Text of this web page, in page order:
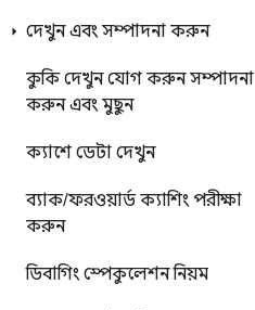
দেখুন এবং সম্পাদনা করুন
কুকি দেখুনযোগ করুনসম্পাদনা
করুন এবং মুছুন
ক্যাশে ডেটা দেখুন
ব্যাক/ফরওয়ার্ড ক্যাশিং পরীক্ষা
করুন
ডিবাগিং স্পেকুলেশন নিয়ম